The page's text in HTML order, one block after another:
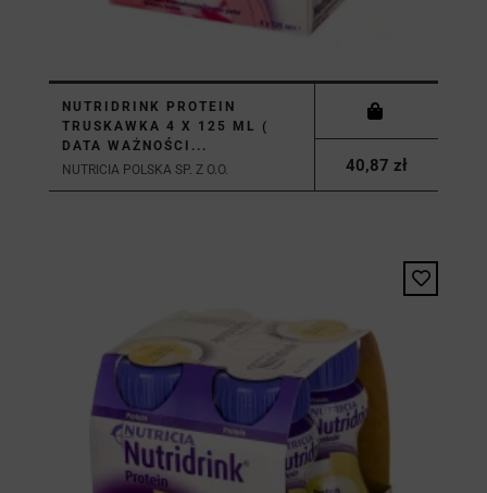
NUTRIDRINK PROTEIN
TRUSKAWKA 4 X 125 ML (
DATA WAŻNOŚCI...
NUTRICIA POLSKA SP. Z O.O.
40,87 zł